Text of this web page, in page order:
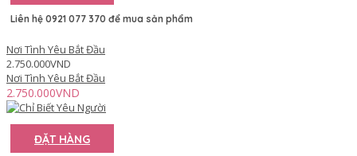
Liên hệ 0921 077 370 để mua sản phẩm
Nơi Tình Yêu Bắt Đầu
2.750.000VND
Nơi Tình Yêu Bắt Đầu
2.750.000VND
ĐẶT HÀNG